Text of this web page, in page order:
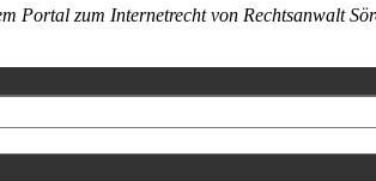
Portal zum Internetrecht von Rechtsanwalt